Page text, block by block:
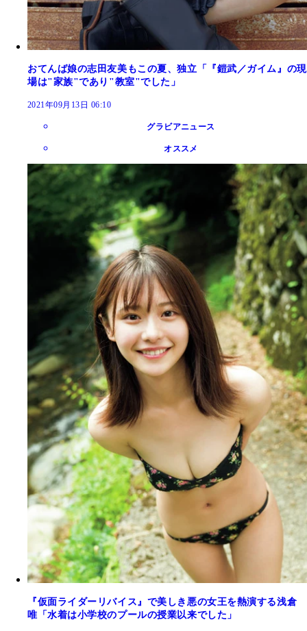
おてんば娘の志田友美もこの夏、独立「『鎧武／ガイム』の現
場は"家族"であり"教室"でした」
2021年09月13日 06:10
グラビアニュース
オススメ
『仮面ライダーリバイス』で美しき悪の女王を熱演する浅倉
唯「水着は小学校のプールの授業以来でした」